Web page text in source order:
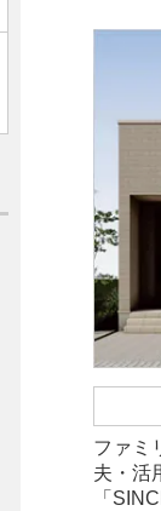
ファミ
夫・活
「